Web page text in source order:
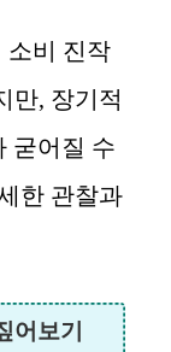
소비 진작
만, 장기적
굳어질 수
한 관찰과
어보기